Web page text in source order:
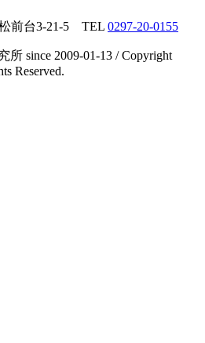
前台3-21-5 TEL 0297-20-0155
since 2009-01-13 / Copyright
Reserved.